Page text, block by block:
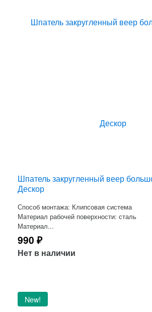
Шпатель закругленный веер
Дескор
Способ монтажа: Клипсовая система
Материал рабочей поверхности: сталь
Материал...
990 ₽
Нет в наличии
New!